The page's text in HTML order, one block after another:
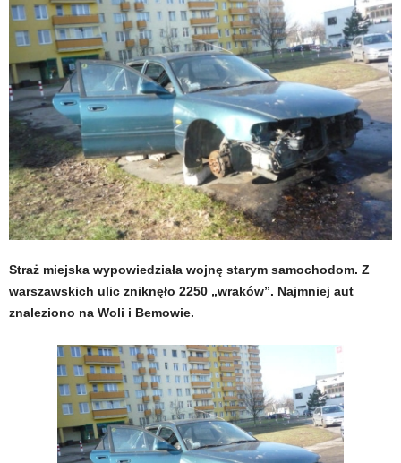
Straż miejska wypowiedziała wojnę starym samochodom. Z
warszawskich ulic zniknęło 2250 „wraków”. Najmniej aut
znaleziono na Woli i Bemowie.